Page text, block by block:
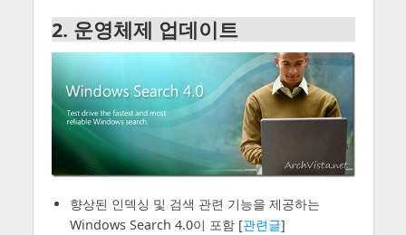
2. 운영체제 업데이트
향상된 인덱싱 및 검색 관련 기능을 제공하는
Windows Search 4.0이 포함 [관련글]